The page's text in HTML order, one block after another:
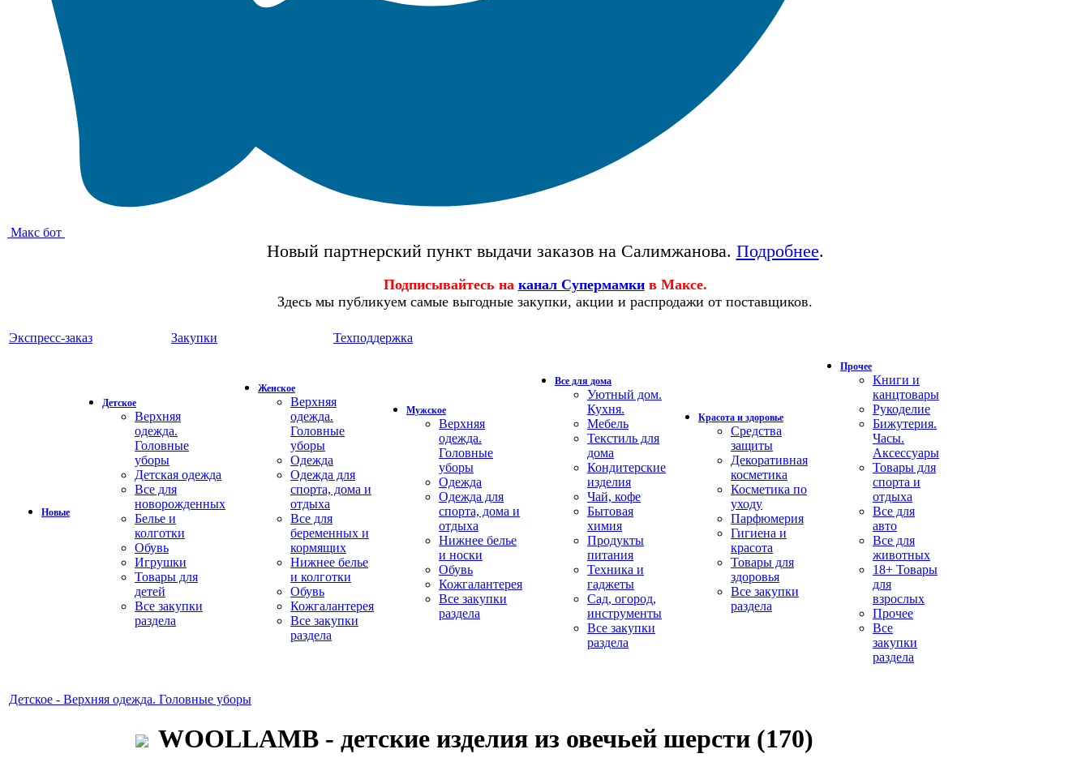
Макс бот
Новый партнерский пункт выдачи заказов на Салимжанова. Подробнее.
Подписывайтесь на канал Супермамки в Максе.
Здесь мы публикуем самые выгодные закупки, акции и распродажи от поставщиков.
Экспресс-заказ Закупки Техподдержка
Новые
Детское
Верхняя
одежда.
Головные
уборы
Детская одежда
Все для
новорожденных
Белье и
колготки
Обувь
Игрушки
Товары для
детей
Все закупки
раздела
Женское
Верхняя
одежда.
Головные
уборы
Одежда
Одежда для
спорта, дома и
отдыха
Все для
беременных и
кормящих
Нижнее белье
и колготки
Обувь
Кожгалантерея
Все закупки
раздела
Мужское
Верхняя
одежда.
Головные
уборы
Одежда
Одежда для
спорта, дома и
отдыха
Нижнее белье
и носки
Обувь
Кожгалантерея
Все закупки
раздела
Все для дома
Уютный дом.
Кухня.
Мебель
Текстиль для
дома
Кондитерские
изделия
Чай, кофе
Бытовая
химия
Продукты
питания
Техника и
гаджеты
Сад, огород,
инструменты
Все закупки
раздела
Красота и здоровье
Средства
защиты
Декоративная
косметика
Косметика по
уходу
Парфюмерия
Гигиена и
красота
Товары для
здоровья
Все закупки
раздела
Прочее
Книги и
канцтовары
Рукоделие
Бижутерия.
Часы.
Аксессуары
Товары для
спорта и
отдыха
Все для
авто
Все для
животных
18+ Товары
для
взрослых
Прочее
Все
закупки
раздела
Детское - Верхняя одежда. Головные уборы
WOOLLAMB - детские изделия из овечьей шерсти (170)